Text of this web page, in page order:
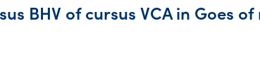
BHV of cursus VCA in Goes